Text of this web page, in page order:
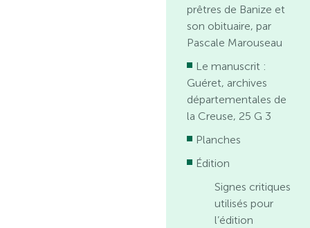
prêtres de Banize et
son obituaire, par
Pascale Marouseau
Le manuscrit :
Guéret, archives
départementales de
la Creuse, 25 G 3
Planches
Édition
Signes critiques
utilisés pour
l’édition